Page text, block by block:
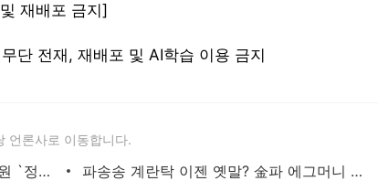
재배포 금지]
단 전재, 재배포 및 AI학습 이용 금지
언론사로 이동합니다.
"캠핑장비 없이 몸만 오세요"…청정원 `정원캠핑` 인기몰이 파송송 계란탁 이젠 옛말? 金파 에그머니 이어 라면 값도 오른다